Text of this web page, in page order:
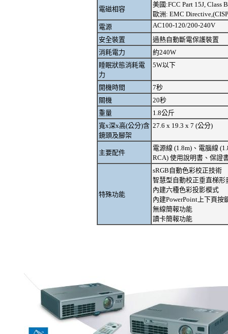
電磁相容
美國:FCC Part 15J, Class B
歐洲: EMC
電源
AC100-120/200-240V
安全裝置
過熱自動斷電保護裝置
消耗電力
約240W
睡眠狀態消耗電
力
5W以下
開機時間
7秒
關機
20秒
重量
1.8公斤
寬x深x高(公分)含
鏡頭及腳架
27.6 x 19.3 x 7 (公分)
主要配件
電源線 (1.8m)、電腦線
RCA) 使用說明書、保證
特殊功能
sRGB自動色彩校正技術
智慧型自動校正垂直梯形
內建六種色彩投影模式
內建PowerPoint上下頁按
無線簡報功能
讀卡簡報功能